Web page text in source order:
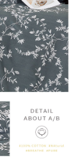
狀況，依本公司即
本公司將視審查結果
現惡意使用之情形，
採取法律行動。